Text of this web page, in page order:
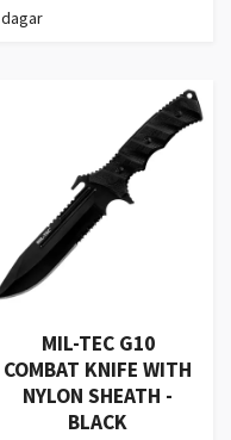
dagar
MIL-TEC G10
COMBAT KNIFE WITH
NYLON SHEATH -
BLACK